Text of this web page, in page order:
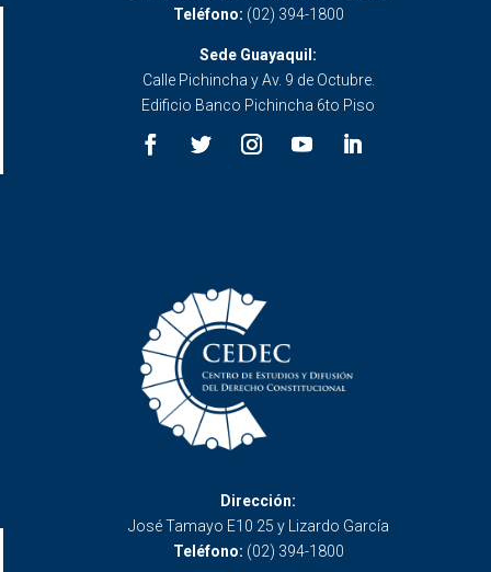
Teléfono: (02) 394-1800
Sede Guayaquil:
Calle Pichincha y Av. 9 de Octubre.
Edificio Banco Pichincha 6to Piso
Dirección:
José Tamayo E10 25 y Lizardo García
Teléfono: (02) 394-1800